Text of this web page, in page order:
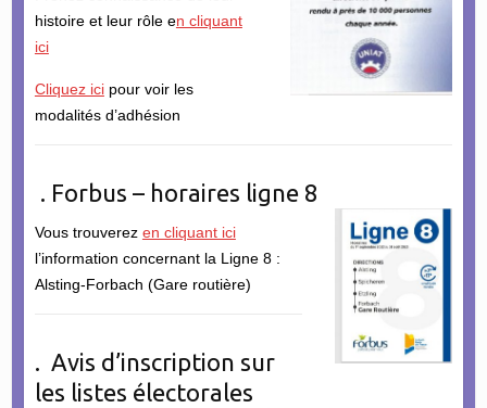
histoire et leur rôle en cliquant
ici
Cliquez icipour voir les
modalités d’adhésion
. Forbus – horaires ligne 8
Vous trouverez en cliquant ici
l’information concernant la Ligne 8 :
Alsting-Forbach (Gare routière)
. Avis d’inscription sur
les listes électorales